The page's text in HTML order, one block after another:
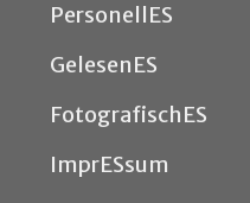
PersonellES
GelesenES
FotografischES
ImprESsum